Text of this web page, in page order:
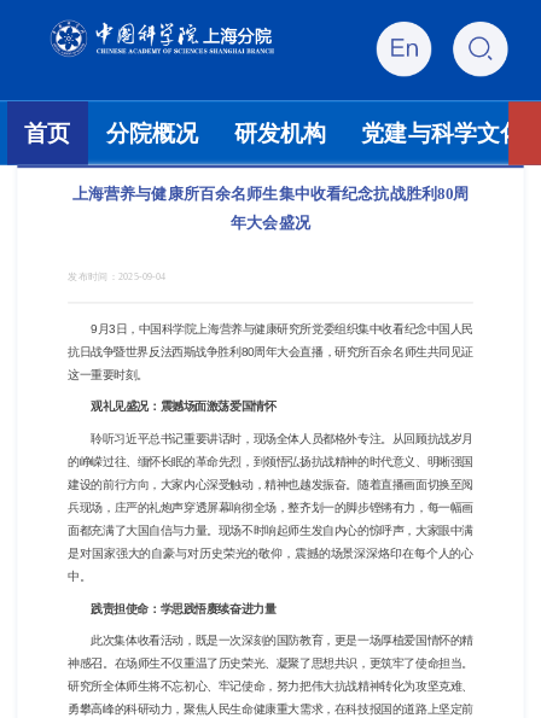
首页 分院概况 研发机构 党建与科学文化
上海营养与健康所百余名师生集中收看纪念抗战胜利80周
年大会盛况
发布时间： 2025-09-04
9 月3日，中国科学院上海营养与健康研究所党委组织集中收看纪念中国人民
抗日战争暨世界反法西斯战争胜利80周年大会直播，研究所百余名师生共同见证
这一重要时刻
观礼见盛况：震撼场面激荡爱国情怀
聆听习近平总书记重要讲话时，现场全体人员都格外专注。从回顾抗战岁月
的峥嵘过往、缅怀长眠的革命先烈，到领悟弘扬抗战精神的时代意义、明晰强国
建设的前行方向，大家内心深受触动，精神也越发振奋。随着直播画面切换至阅
兵现场，庄严的礼炮声穿透屏幕响彻全场，整齐划一的脚步铿锵有力，每一幅画
面都充满了大国自信与力量。现场不时响起师生发自内心的惊呼声，大家眼中满
是对国家强大的自豪与对历史荣光的敬仰，震撼的场景深深烙印在每个人的心
中。
践责担使命： 学思践悟赓续奋进力量
此次集体收看活动，既是一次深刻的国防教育，更是一场厚植爱国情怀的精
神感召。在场师生不仅重温了历史荣光、凝聚了思想共识，更筑牢了使命担当。
研究所全体师生将不忘初心、牢记使命，努力把伟大抗战精神转化为攻坚克难、
勇攀高峰的科研动力，聚焦人民生命健康重大需求，在科技报国的道路上坚定前